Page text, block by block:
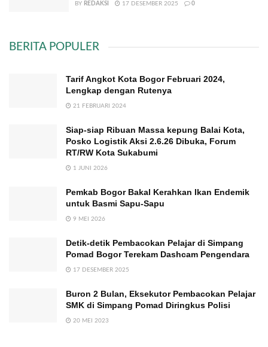
BY REDAKSI 17 DESEMBER 2025 0
BERITA POPULER
Tarif Angkot Kota Bogor Februari 2024,
Lengkap dengan Rutenya
21 FEBRUARI 2024
Siap-siap Ribuan Massa kepung Balai Kota,
Posko Logistik Aksi 2.6.26 Dibuka, Forum
RT/RW Kota Sukabumi
1 JUNI 2026
Pemkab Bogor Bakal Kerahkan Ikan Endemik
untuk Basmi Sapu-Sapu
9 MEI 2026
Detik-detik Pembacokan Pelajar di Simpang
Pomad Bogor Terekam Dashcam Pengendara
17 DESEMBER 2025
Buron 2 Bulan, Eksekutor Pembacokan Pelajar
SMK di Simpang Pomad Diringkus Polisi
20 MEI 2023